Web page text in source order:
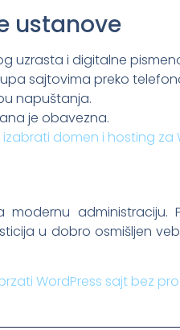
ustanove
uzrasta i digitalne
sajtovima preko
napuštanja.
je obavezna.
izabrati domen i hosting za
administraciju.
u dobro osmišljen
WordPress sajt bez